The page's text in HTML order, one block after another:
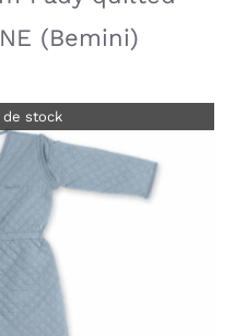
(Bemini)
de stock